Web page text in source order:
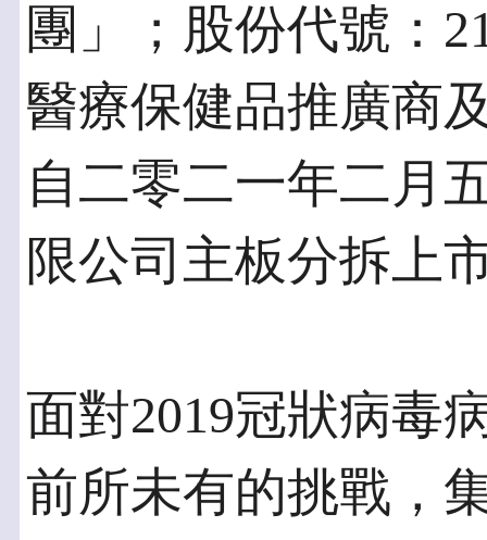
團」；股份代號：
醫療保健品推廣商
自二零二一年二月
限公司主板分拆上
面對2019冠狀病毒
前所未有的挑戰，